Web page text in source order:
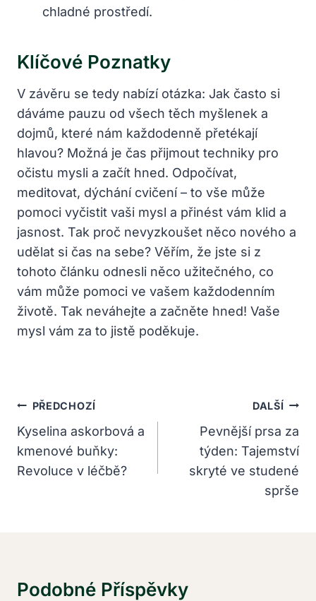
chladné prostředí.
Klíčové Poznatky
V závěru se tedy nabízí otázka: Jak často si
dáváme pauzu od všech těch myšlenek a
dojmů, které nám každodenně přetékají
hlavou? Možná je čas přijmout techniky pro
očistu mysli a začít hned. Odpočívat,
meditovat, dýchání cvičení – to vše může
pomoci vyčistit vaši mysl a přinést vám klid a
jasnost. Tak proč nevyzkoušet něco nového a
udělat si čas na sebe? Věřím, že jste si z
tohoto článku odnesli něco užitečného, co
vám může pomoci ve vašem každodenním
životě. Tak neváhejte a začněte hned! Vaše
mysl vám za to jistě poděkuje.
Navigace
Pro
Příspěvek
PŘEDCHOZÍ
Kyselina askorbová a
kmenové buňky:
Revoluce v léčbě?
DALŠÍ
Pevnější prsa za
týden: Tajemství
skryté ve studené
sprše
Podobné Příspěvky